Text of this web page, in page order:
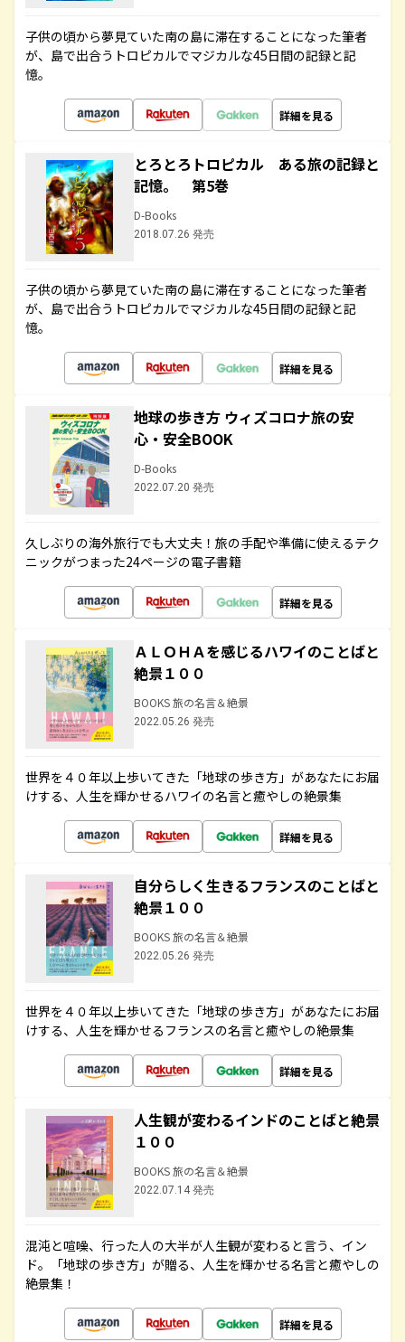
子供の頃から夢見ていた南の島に滞在することになった筆者
が、島で出合うトロピカルでマジカルな45日間の記録と記
憶。
詳細を見る
とろとろトロピカル ある旅の記録と
記憶。 第5巻
D-Books
2018.07.26 発売
子供の頃から夢見ていた南の島に滞在することになった筆者
が、島で出合うトロピカルでマジカルな45日間の記録と記
憶。
詳細を見る
地球の歩き方 ウィズコロナ旅の安
心・安全BOOK
D-Books
2022.07.20 発売
久しぶりの海外旅行でも大丈夫！旅の手配や準備に使えるテク
ニックがつまった24ページの電子書籍
詳細を見る
ＡＬＯＨＡを感じるハワイのことばと
絶景１００
BOOKS 旅の名言＆絶景
2022.05.26 発売
世界を４０年以上歩いてきた「地球の歩き方」があなたにお届
けする、人生を輝かせるハワイの名言と癒やしの絶景集
詳細を見る
自分らしく生きるフランスのことばと
絶景１００
BOOKS 旅の名言＆絶景
2022.05.26 発売
世界を４０年以上歩いてきた「地球の歩き方」があなたにお届
けする、人生を輝かせるフランスの名言と癒やしの絶景集
詳細を見る
人生観が変わるインドのことばと絶景
１００
BOOKS 旅の名言＆絶景
2022.07.14 発売
混沌と喧噪、行った人の大半が人生観が変わると言う、イン
ド。「地球の歩き方」が贈る、人生を輝かせる名言と癒やしの
絶景集！
詳細を見る